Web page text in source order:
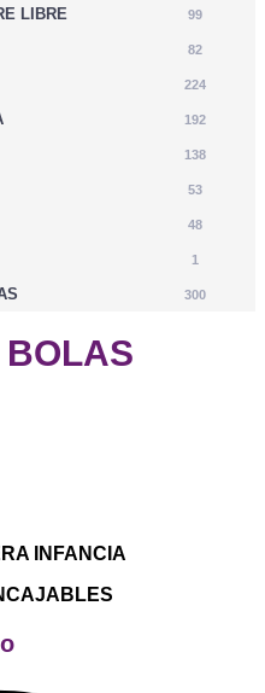
LIBRE 99
82
224
192
138
53
48
1
300
BOLAS
INFANCIA